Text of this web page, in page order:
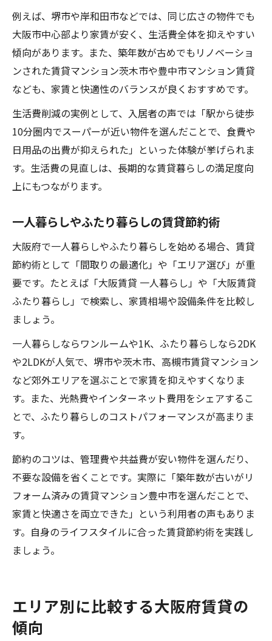
例えば、堺市や岸和田市などでは、同じ広さの物件でも
大阪市中心部より家賃が安く、生活費全体を抑えやすい
傾向があります。また、築年数が古めでもリノベーショ
ンされた賃貸マンション茨木市や豊中市マンション賃貸
なども、家賃と快適性のバランスが良くおすすめです。
生活費削減の実例として、入居者の声では「駅から徒歩
10分圏内でスーパーが近い物件を選んだことで、食費や
日用品の出費が抑えられた」といった体験が挙げられま
す。生活費の見直しは、長期的な賃貸暮らしの満足度向
上にもつながります。
一人暮らしやふたり暮らしの賃貸節約術
大阪府で一人暮らしやふたり暮らしを始める場合、賃貸
節約術として「間取りの最適化」や「エリア選び」が重
要です。たとえば「大阪賃貸 一人暮らし」や「大阪賃貸
ふたり暮らし」で検索し、家賃相場や設備条件を比較し
ましょう。
一人暮らしならワンルームや1K、ふたり暮らしなら2DK
や2LDKが人気で、堺市や茨木市、高槻市賃貸マンション
など郊外エリアを選ぶことで家賃を抑えやすくなりま
す。また、光熱費やインターネット費用をシェアするこ
とで、ふたり暮らしのコストパフォーマンスが高まりま
す。
節約のコツは、管理費や共益費が安い物件を選んだり、
不要な設備を省くことです。実際に「築年数が古いがリ
フォーム済みの賃貸マンション豊中市を選んだことで、
家賃と快適さを両立できた」という利用者の声もありま
す。自身のライフスタイルに合った賃貸節約術を実践し
ましょう。
エリア別に比較する大阪府賃貸の
傾向